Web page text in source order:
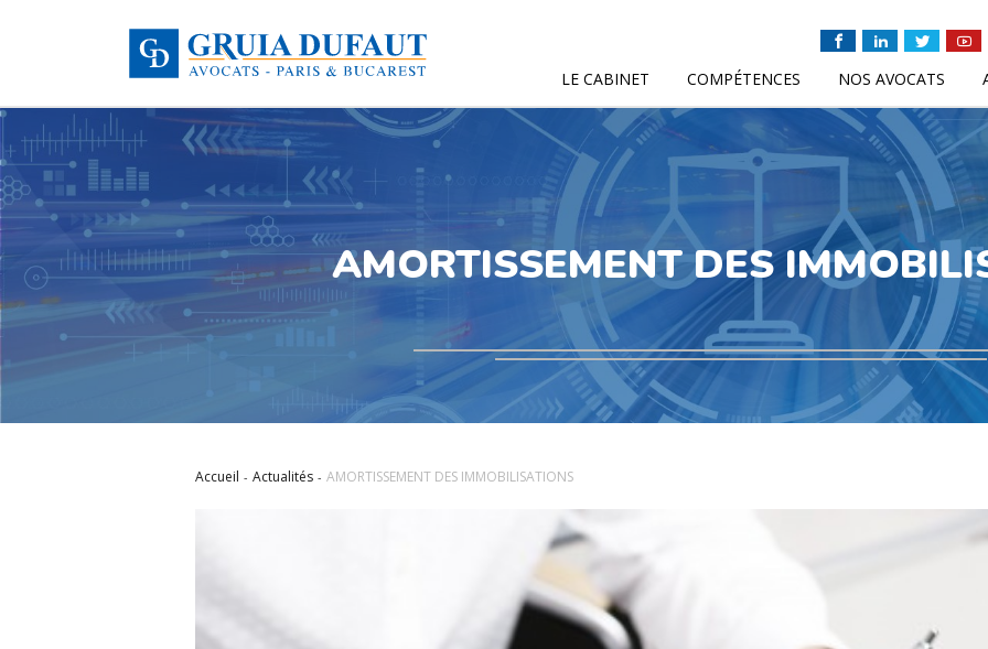
LE CABINET COMPÉTENCES NOS AVOCATS
AMORTISSEMENT DES
Accueil Actualités AMORTISSEMENT DES IMMOBILISATIONS